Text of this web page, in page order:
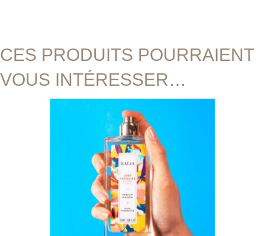
CES PRODUITS POURRAIENT
VOUS INTÉRESSER…